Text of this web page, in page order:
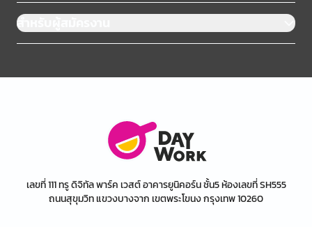
สำหรับผู้สมัครงาน
เลขที่ 111 ทรู ดิจิทัล พาร์ค เวสต์ อาคารยูนิคอร์น ชั้น5 ห้องเลขที่ SH555
ถนนสุขุมวิท แขวงบางจาก เขตพระโขนง กรุงเทพ 10260